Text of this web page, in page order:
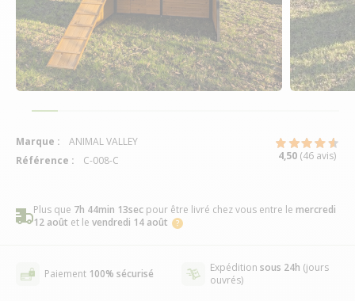
Plus que 7h 44min 12sec pour être livré chez vous entre le mercredi
12 août et le vendredi 14 août
Paiement 100% sécurisé Expédition sous 24h (jours
ouvrés)
Marque :
ANIMAL VALLEY
Référence :
C-008-C 4,50 (46 avis)